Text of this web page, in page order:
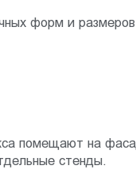
форм и
помещают на
стенды.